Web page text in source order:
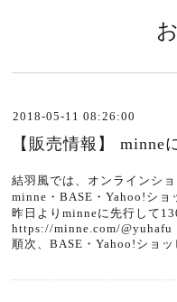
2018-05-11 08:26:00
【販売情報】 minne
結羽風では、オンラインシ
minne・BASE・Yahoo!ショ
昨日よりminneに先行して
https://minne.com/@yuhafu
順次、BASE・Yahoo!ショ